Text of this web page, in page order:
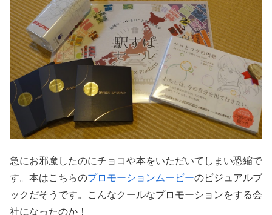
急にお邪魔したのにチョコや本をいただいてしまい恐縮で
す。本はこちらのプロモーションムービーのビジュアルブ
ックだそうです。こんなクールなプロモーションをする会
社になったのか！